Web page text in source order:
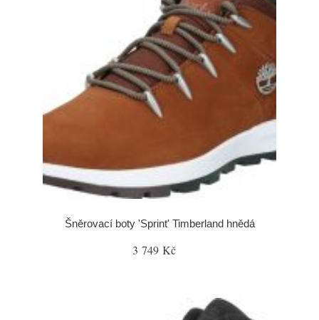
Šněrovací boty 'Sprint' Timberland hnědá
3 749 Kč